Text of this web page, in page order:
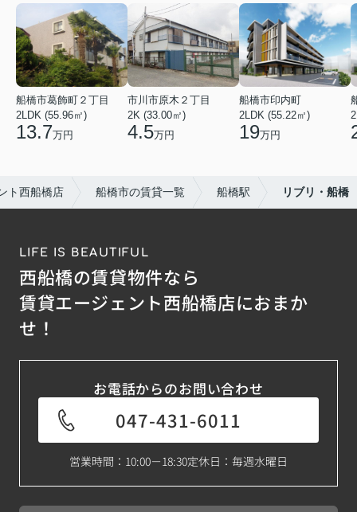
船橋市葛飾町２丁目
2LDK (55.96㎡)
13.7万円
市川市原木２丁目
2K (33.00㎡)
4.5万円
船橋市印内町
2LDK (55.22㎡)
19万円
ト西船橋店 船橋市の賃貸一覧 船橋駅 リブリ・船橋
LIFE IS BEAUTIFUL
西船橋の賃貸物件なら
賃貸エージェント西船橋店におまか
せ！
お電話からのお問い合わせ
047-431-6011
営業時間：10:00－18:30定休日：毎週水曜日